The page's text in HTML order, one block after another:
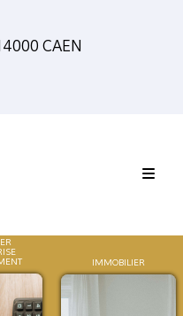
CAEN